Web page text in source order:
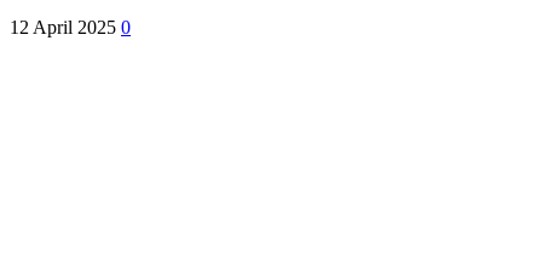
12 April 2025 0